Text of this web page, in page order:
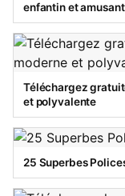
enfantin et amusant
Téléchargez
et polyvalente
25 Superbes